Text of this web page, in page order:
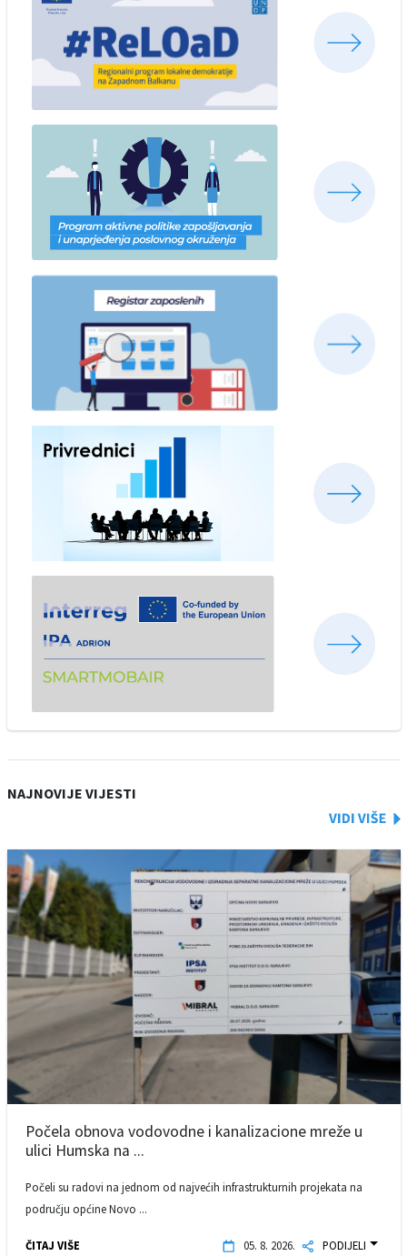
NAJNOVIJE VIJESTI
Počela obnova vodovodne i kanalizacione mreže u
ulici Humska na ...
Počeli su radovi na jednom od najvećih infrastrukturnih projekata na
području općine Novo ...
ČITAJ VIŠE 05. 8. 2026. PODIJELI